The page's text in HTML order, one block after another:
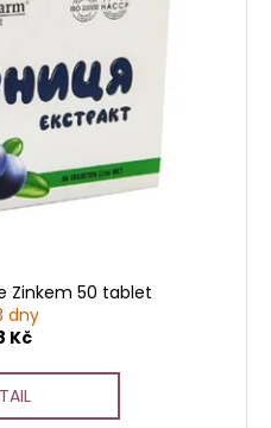
Zinkem 50 tablet
dny
Kč